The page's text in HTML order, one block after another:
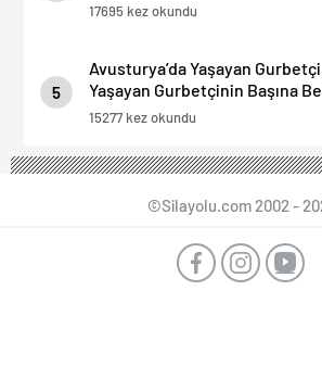
17695 kez okundu
5
Avusturya’da Yaşayan
Yaşayan Gurbetçinin Başına
15277 kez okundu
©Silayolu.com 2002 -